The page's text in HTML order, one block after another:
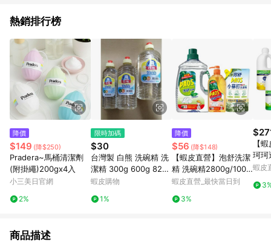
熱銷排行榜
降價
$149 (降$250)
Pradera~馬桶清潔劑
(附掛繩)200gx4入
小三美日官網
2%
限時加碼
$30
台灣製 白熊 洗碗精 洗
潔精 300g 600g 820g
1000g 無添加香精 不
蝦皮購物
1%
降價
$56 (降$148)
【蝦皮直營】泡舒洗潔
精 洗碗精2800g/1000
g/800g (綠茶/檸檬/小
蝦皮直營_最快當日到
3%
【
珂珂
特大
蝦皮
商品描述